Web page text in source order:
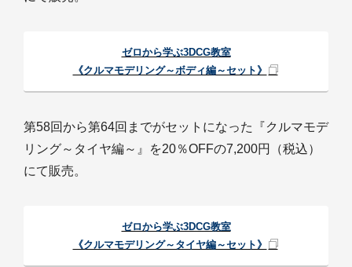
ゼロから学ぶ3DCG教室
《クルマモデリング～ボディ編～セット》
第58回から第64回までがセットになった『クルマモデ
リング～タイヤ編～』を20％OFFの7,200円（税込）
にて販売。
ゼロから学ぶ3DCG教室
《クルマモデリング～タイヤ編～セット》